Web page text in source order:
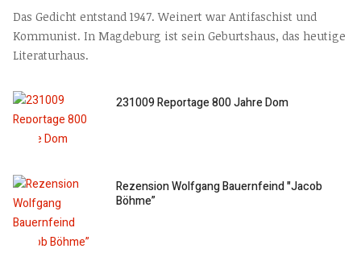
Das Gedicht entstand 1947. Weinert war Antifaschist und
Kommunist. In Magdeburg ist sein Geburtshaus, das heutige
Literaturhaus.
231009 Reportage 800 Jahre Dom
Rezension Wolfgang Bauernfeind "Jacob
Böhme”